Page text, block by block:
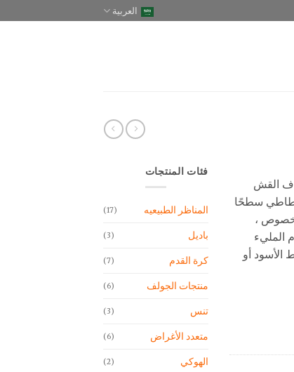
العربية
القش
سطحًا
،
الأسود أو
فئات المنتجات
المناظر الطبيعيه (17)
باديل (3)
كرة القدم (7)
منتجات الجولف (6)
تنس (3)
متعدد الأغراض (6)
الهوكي (2)